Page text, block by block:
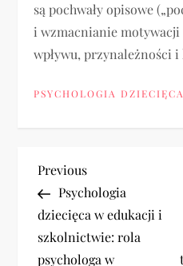
są pochwały opisowe
i wzmacnianie
wpływu, przynależności
PSYCHOLOGIA DZIECIĘCA
N
a
w
Previous
Post
Previous
Psychologia
dziecięca w edukacji i
szkolnictwie: rola
psychologa w